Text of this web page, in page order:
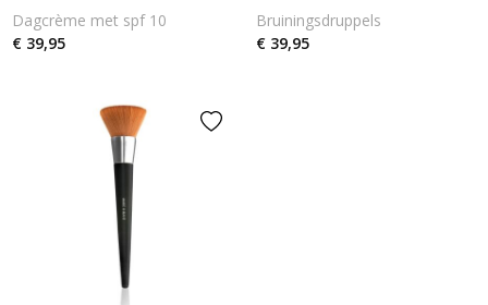
Dagcrème met spf 10
€ 39,95
Bruiningsdruppels
€ 39,95